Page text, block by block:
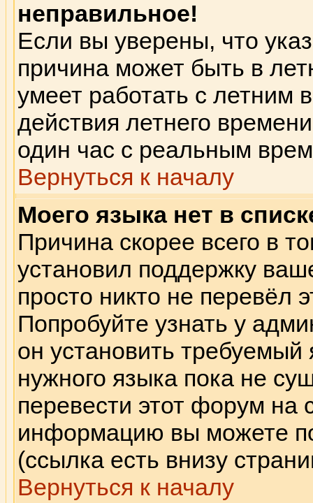
неправильное!
Если вы уверены, что
причина может быть в
умеет работать с летним
действия летнего
один час с реальным
Вернуться к началу
Моего языка нет в
Причина скорее всего в
установил поддержку
просто никто не перевёл
Попробуйте узнать у
он установить
нужного языка пока не
перевести этот форум на
информацию вы можете
(ссылка есть внизу
Вернуться к началу